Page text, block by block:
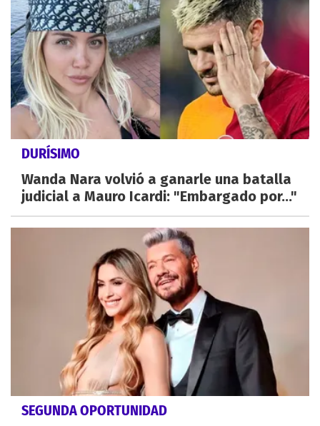
DURÍSIMO
Wanda Nara volvió a ganarle una batalla
judicial a Mauro Icardi: "Embargado por..."
SEGUNDA OPORTUNIDAD